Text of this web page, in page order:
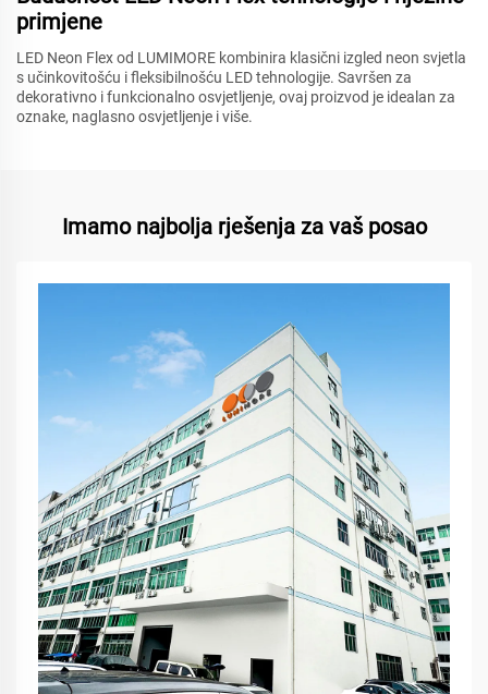
primjene
LED Neon Flex od LUMIMORE kombinira klasični izgled neon svjetla
s učinkovitošću i fleksibilnošću LED tehnologije. Savršen za
dekorativno i funkcionalno osvjetljenje, ovaj proizvod je idealan za
oznake, naglasno osvjetljenje i više.
Imamo najbolja rješenja za vaš posao